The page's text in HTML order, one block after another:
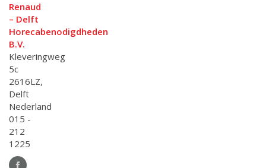
Renaud
– Delft
Horecabenodigdheden
B.V.
Kleveringweg
5c
2616LZ,
Delft
Nederland
015 -
212
1225